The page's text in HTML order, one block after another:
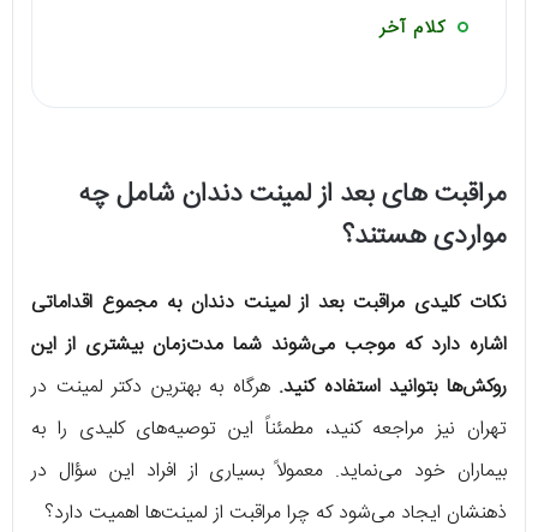
کلام آخر
مراقبت های بعد از لمینت دندان شامل چه
مواردی هستند؟
نکات کلیدی مراقبت بعد از لمینت دندان به مجموع اقداماتی
اشاره دارد که موجب می‌شوند شما مدت‌زمان بیشتری از این
روکش‌ها بتوانید استفاده کنید.هرگاه به بهترین دکتر لمینت در
تهران نیز مراجعه کنید، مطمئناً این توصیه‌های کلیدی را به
بیماران خود می‌نماید. معمولاً بسیاری از افراد این سؤال در
ذهنشان ایجاد می‌شود که چرا مراقبت از لمینت‌ها اهمیت دارد؟